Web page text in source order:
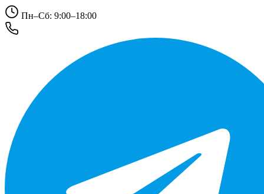
Пн–Сб: 9:00–18:00